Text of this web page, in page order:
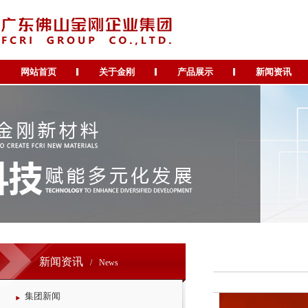
网站首页 关于金刚 产品展示 新闻资讯
新闻资讯 / News
集团新闻